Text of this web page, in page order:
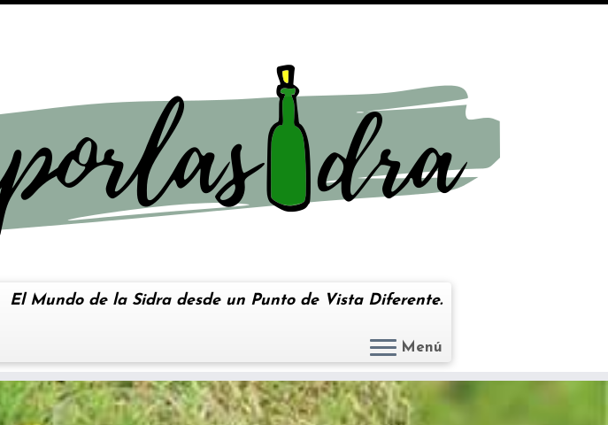
El Mundo de la Sidra desde un Punto de Vista Diferente.
Menú